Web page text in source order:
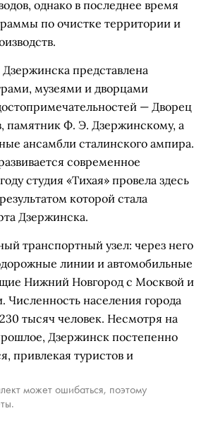
однако в последнее время
по очистке территории и
представлена
музеями и дворцами
— Дворец
памятник Ф. Э. Дзержинскому, а
ансамбли сталинского ампира.
современное
студия «Тихая» провела здесь
которой стала
Дзержинска.
транспортный узел: через него
линии и автомобильные
Нижний Новгород с Москвой и
Численность населения города
тысяч человек. Несмотря на
Дзержинск постепенно
привлекая туристов и
может ошибаться, поэтому